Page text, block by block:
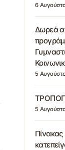
6
Δωρεά
5
5